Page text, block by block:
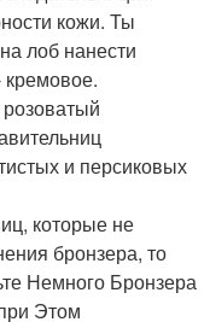
кожи. Ты
лоб нанести
кремовое.
и персиковых
которые не
бронзера, то
Немного Бронзера
Этом